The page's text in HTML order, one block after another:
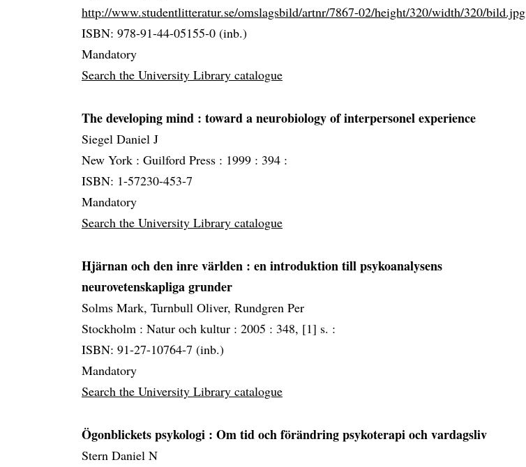
http://www.studentlitteratur.se/omslagsbild/artnr/7867-02/height/320/width/320/bild.jpg
ISBN: 978-91-44-05155-0 (inb.)
Mandatory
Search the University Library catalogue
The developing mind : toward a neurobiology of interpersonel experience
Siegel Daniel J
New York : Guilford Press : 1999 : 394 :
ISBN: 1-57230-453-7
Mandatory
Search the University Library catalogue
Hjärnan och den inre världen : en introduktion till psykoanalysens
neurovetenskapliga grunder
Solms Mark, Turnbull Oliver, Rundgren Per
Stockholm : Natur och kultur : 2005 : 348, [1] s. :
ISBN: 91-27-10764-7 (inb.)
Mandatory
Search the University Library catalogue
Ögonblickets psykologi : Om tid och förändring psykoterapi och vardagsliv
Stern Daniel N